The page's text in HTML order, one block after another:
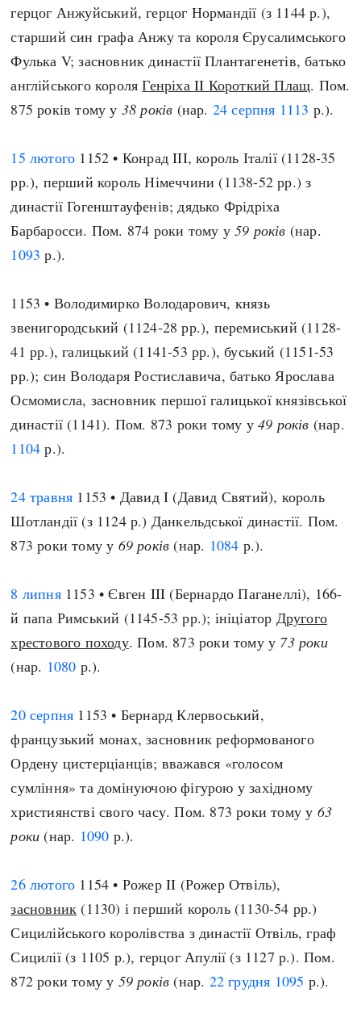
герцог Анжуйський, герцог Нормандії (з 1144 р.),
старший син графа Анжу та короля Єрусалимського
Фулька V; засновник династії Плантагенетів, батько
англійського короляГенріха II Короткий Плащ. Пом.
875 років тому у 38 років (нар. 24 серпня 1113 р.).
15 лютого 1152 • Конрад III, король Італії (1128-35
рр.), перший король Німеччини (1138-52 рр.) з
династії Гогенштауфенів; дядько Фрідріха
Барбаросси. Пом. 874 роки тому у59 років (нар.
1093 р.).
1153 • Володимирко Володарович, князь
звенигородський (1124-28 рр.), перемиський (1128-
41 рр.), галицький (1141-53 рр.), буський (1151-53
рр.); син Володаря Ростиславича, батько Ярослава
Осмомисла, засновник першої галицької князівської
династії (1141). Пом. 873 роки тому у49 років (нар.
1104 р.).
24 травня 1153 • Давид I (Давид Святий), король
Шотландії (з 1124 р.) Данкельдської династії. Пом.
873 роки тому у 69 років (нар. 1084 р.).
8 липня1153 • Євген III (Бернардо Паганеллі), 166-
й папа Римський (1145-53 рр.); ініціатор Другого
хрестового походу. Пом. 873 роки тому у 73 роки
(нар. 1080 р.).
20 серпня 1153 • Бернард Клервоський,
французький монах, засновник реформованого
Ордену цистерціанців; вважався «голосом
сумління» та домінуючою фігурою у західному
християнстві свого часу. Пом. 873 роки тому у 63
роки (нар. 1090 р.).
26 лютого 1154 • Рожер II (Рожер Отвіль),
засновник (1130) і перший король (1130-54 рр.)
Сицилійського королівства з династії Отвіль, граф
Сицилії (з 1105 р.), герцог Апулії (з 1127 р.). Пом.
872 роки тому у 59 років (нар. 22 грудня 1095 р.).